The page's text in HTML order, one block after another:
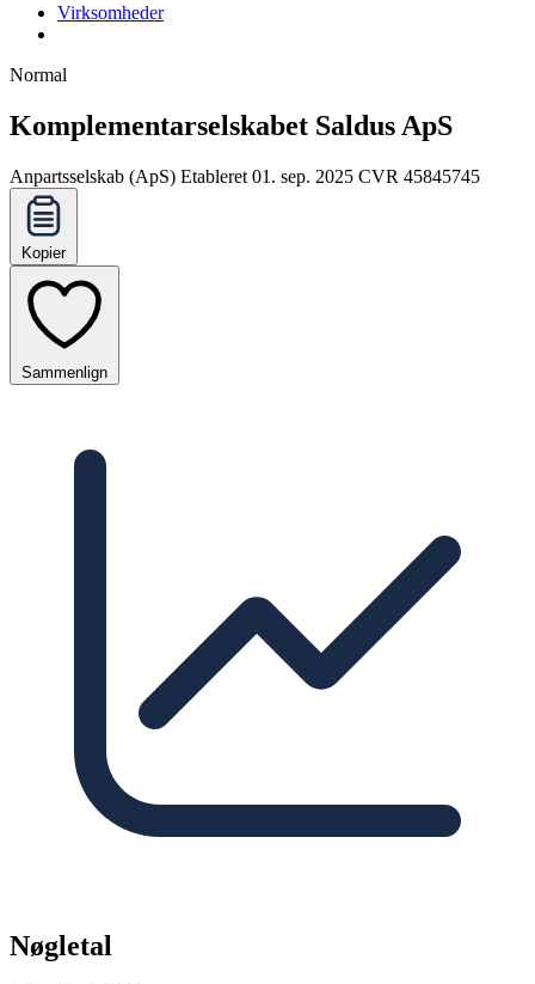
Virksomheder
Normal
Komplementarselskabet Saldus ApS
Anpartsselskab (ApS) Etableret 01. sep. 2025 CVR 45845745
Kopier
Sammenlign
Nøgletal